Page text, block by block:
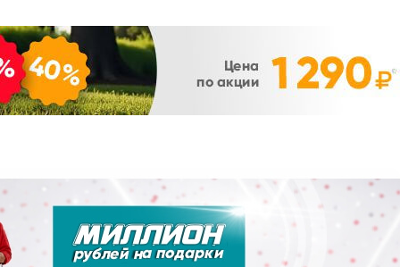
Закрыть